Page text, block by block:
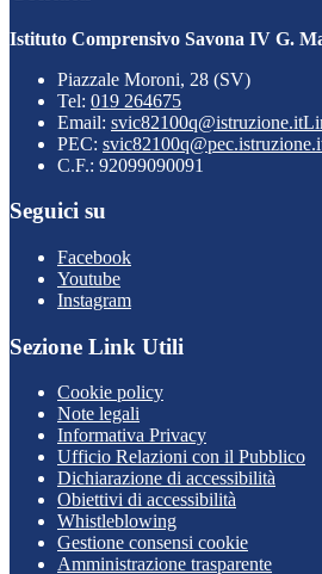
Istituto Comprensivo Savona IV G.
Piazzale Moroni, 28 (SV)
Tel: 019 264675
Email: svic82100q@istruzione.it
PEC:
C.F.: 92099090091
Seguici su
Facebook
Youtube
Instagram
Sezione Link Utili
Cookie policy
Note legali
Informativa Privacy
Ufficio Relazioni con il Pubblico
Dichiarazione di accessibilità
Obiettivi di accessibilità
Whistleblowing
Gestione consensi cookie
Amministrazione trasparente